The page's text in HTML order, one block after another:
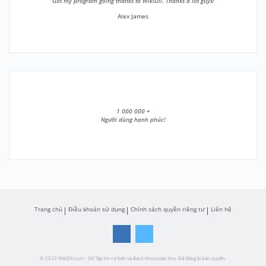
Alex James
1 000 000 +
Người dùng hạnh phúc!
Trang chủ Điều khoản sử dụng Chính sách quyền riêng tư Liên hệ
© 2023 WikiDll.com - Dll Tập tin cơ bản và Bách khoa toàn thư. Đã đăng kí bản quyền.